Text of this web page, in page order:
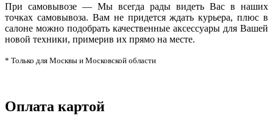
При самовывозе — Мы всегда рады видеть Вас в наших
точках самовывоза. Вам не придется ждать курьера, плюс в
салоне можно подобрать качественные аксессуары для Вашей
новой техники, примерив их прямо на месте.
* Только для Москвы и Московской области
Оплата картой